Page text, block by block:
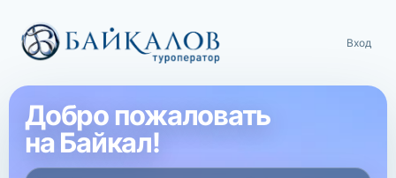
Вход
Добро пожаловать
на Байкал!